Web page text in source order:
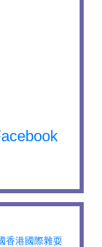
香港國際雜耍